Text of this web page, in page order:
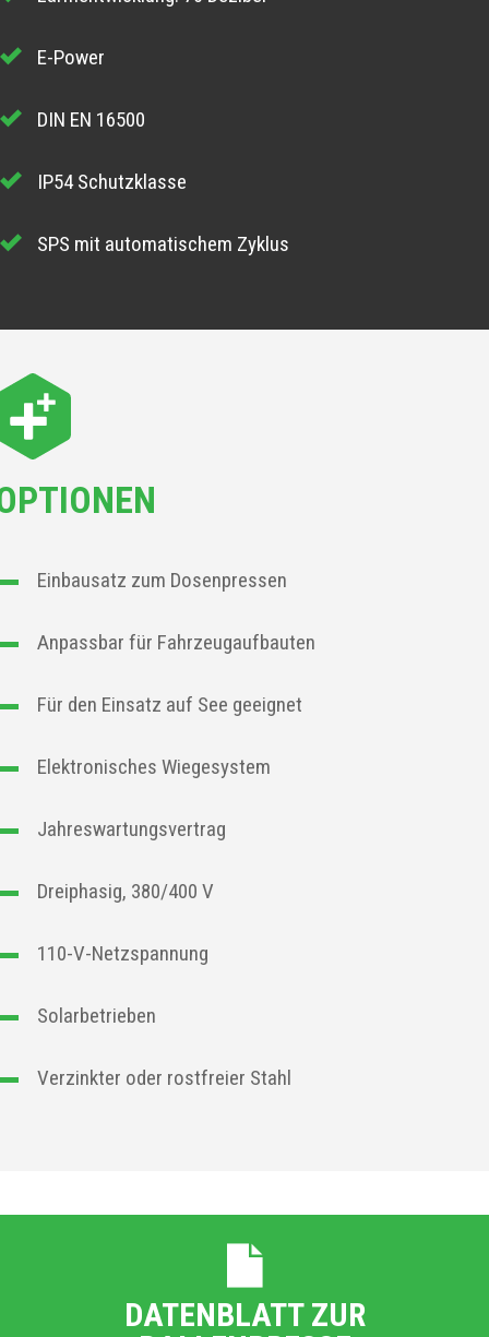
E-Power
DIN EN 16500
IP54 Schutzklasse
SPS mit automatischem Zyklus
Einbausatz zum Dosenpressen
Anpassbar für Fahrzeugaufbauten
Für den Einsatz auf See geeignet
Elektronisches Wiegesystem
Jahreswartungsvertrag
Dreiphasig, 380/400 V
110-V-Netzspannung
Solarbetrieben
Verzinkter oder rostfreier Stahl
DATENBLATT ZUR